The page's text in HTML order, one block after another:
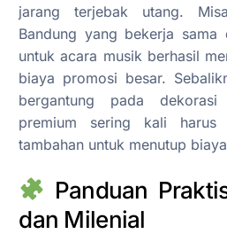
jarang terjebak utang.
Bandung yang bekerja sama
untuk acara musik berhasil
biaya promosi besar.
bergantung pada
premium sering kali harus
tambahan untuk menutup
Panduan
dan Milenial